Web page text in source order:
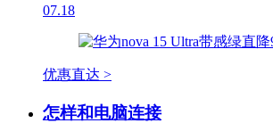
07.18
优惠直达 >
怎样和电脑连接